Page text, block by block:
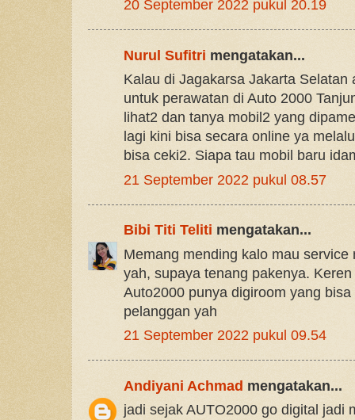
20 September 2022 pukul 20.19
Nurul Sufitri mengatakan...
Kalau di Jagakarsa Jakarta Selatan
untuk perawatan di Auto 2000
lihat2 dan tanya mobil2 yang
lagi kini bisa secara online ya
bisa ceki2. Siapa tau mobil baru
21 September 2022 pukul 08.57
Bibi Titi Teliti mengatakan...
Memang mending kalo mau
yah, supaya tenang pakenya.
Auto2000 punya digiroom yang
pelanggan yah
21 September 2022 pukul 09.54
Andiyani Achmad mengatakan...
jadi sejak AUTO2000 go digital jadi